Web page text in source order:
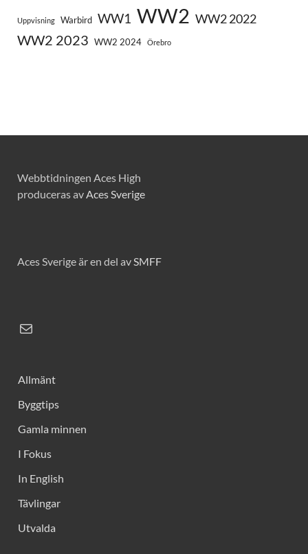
Uppvisning Warbird WW1 WW2 WW2 2022
WW2 2023 WW2 2024 Örebro
Webbtidningen Aces High
produceras avAces Sverige
Aces Sverige är en del avSMFF
Allmänt
Byggtips
Gamla minnen
I Fokus
In English
Tävlingar
Utvalda